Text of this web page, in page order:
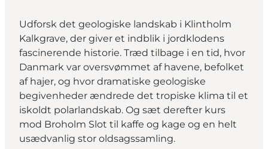
Udforsk det geologiske landskab i Klintholm
Kalkgrave, der giver et indblik i jordklodens
fascinerende historie. Træd tilbage i en tid, hvor
Danmark var oversvømmet af havene, befolket
af hajer, og hvor dramatiske geologiske
begivenheder ændrede det tropiske klima til et
iskoldt polarlandskab. Og sæt derefter kurs
mod Broholm Slot til kaffe og kage og en helt
usædvanlig stor oldsagssamling.